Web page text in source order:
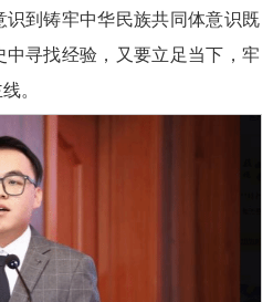
识到铸牢中华民族共同体意识既
寻找经验，又要立足当下，牢
。